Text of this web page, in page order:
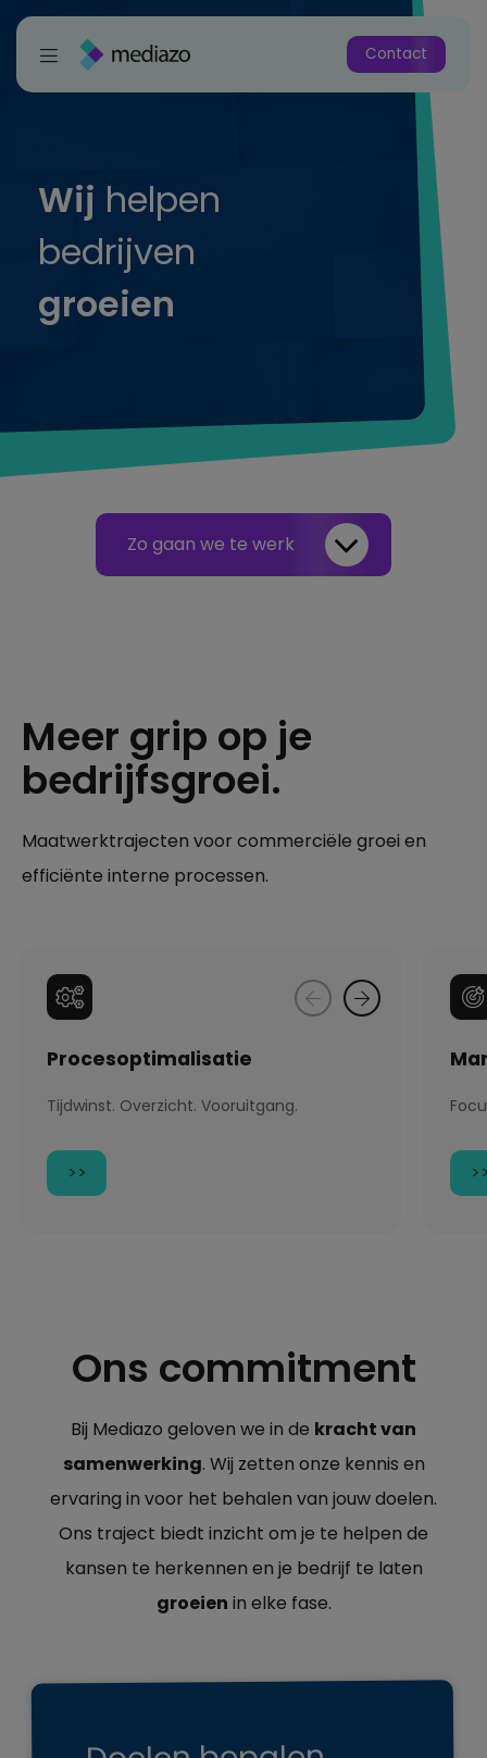
Contact
Wij helpen
bedrijven
groeien
Zo gaan we te werk
Meer grip op je
bedrijfsgroei.
Maatwerktrajecten voor commerciële groei en
efficiënte interne processen.
Procesoptimalisatie
Tijdwinst. Overzicht. Vooruitgang.
>>
Ons commitment
Bij Mediazo geloven we in de kracht van
samenwerking. Wij zetten onze kennis en
ervaring in voor het behalen van jouw doelen.
Ons traject biedt inzicht om je te helpen de
kansen te herkennen en je bedrijf te laten
groeien in elke fase.